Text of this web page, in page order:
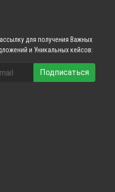
для получения Важных
и Уникальных кейсов:
Подписаться